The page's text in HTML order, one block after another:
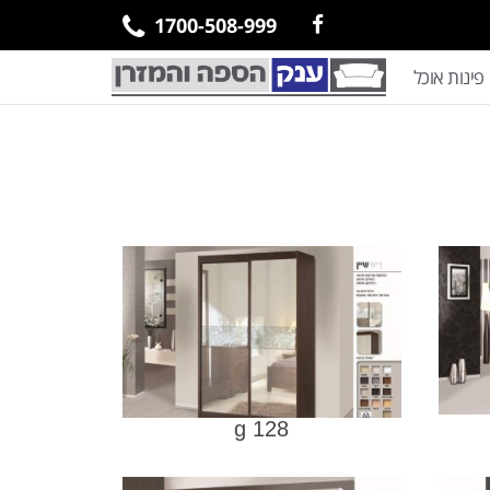
1700-508-999
פינות אוכל
g 128